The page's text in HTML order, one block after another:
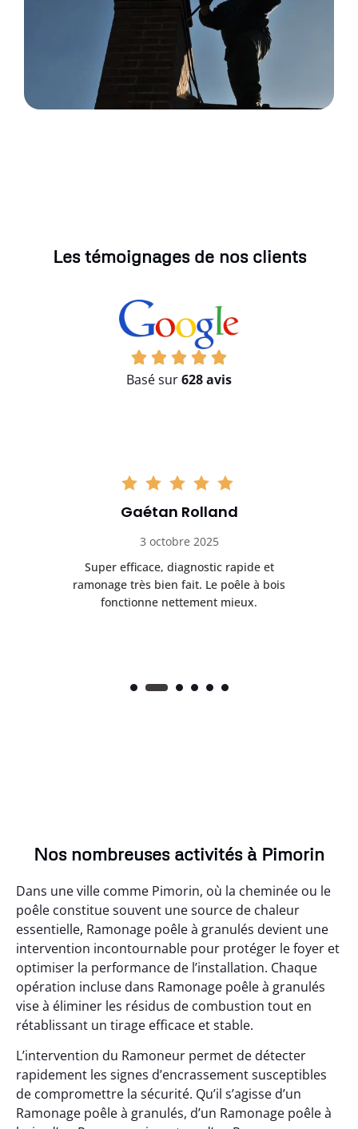
Les témoignages de nos clients
Basé sur628 avis
Gaétan Rolland
3 octobre 2025
Super efficace, diagnostic rapide et
ramonage très bien fait. Le poêle à bois
fonctionne nettement mieux.
Nos nombreuses activités à Pimorin
Dans une ville comme Pimorin, où la cheminée ou le
poêle constitue souvent une source de chaleur
essentielle, Ramonage poêle à granulés devient une
intervention incontournable pour protéger le foyer et
optimiser la performance de l’installation. Chaque
opération incluse dans Ramonage poêle à granulés
vise à éliminer les résidus de combustion tout en
rétablissant un tirage efficace et stable.
L’intervention du Ramoneur permet de détecter
rapidement les signes d’encrassement susceptibles
de compromettre la sécurité. Qu’il s’agisse d’un
Ramonage poêle à granulés, d’un Ramonage poêle à